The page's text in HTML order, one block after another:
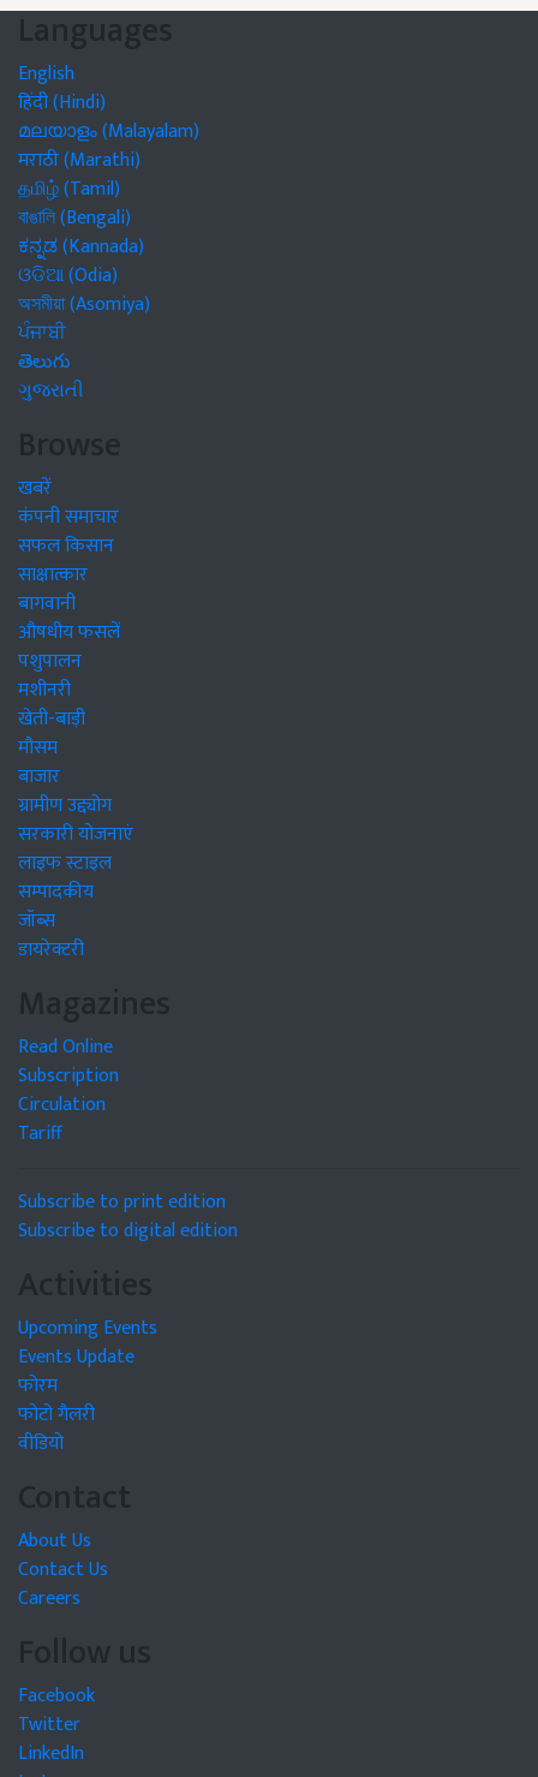
Languages
English
हिंदी (Hindi)
മലയാളം (Malayalam)
मराठी (Marathi)
தமிழ் (Tamil)
বাঙালি (Bengali)
ಕನ್ನಡ (Kannada)
ଓଡିଆ (Odia)
অসমীয়া (Asomiya)
ਪੰਜਾਬੀ
తెలుగు
ગુજરાતી
Browse
खबरें
कंपनी समाचार
सफल किसान
साक्षात्कार
बागवानी
औषधीय फसलें
पशुपालन
मशीनरी
खेती-बाड़ी
मौसम
बाजार
ग्रामीण उद्द्योग
सरकारी योजनाएं
लाइफ स्टाइल
सम्पादकीय
जॉब्स
डायरेक्टरी
Magazines
Read Online
Subscription
Circulation
Tariff
Subscribe to print edition
Subscribe to digital edition
Activities
Upcoming Events
Events Update
फोरम
फोटो गैलरी
वीडियो
Contact
About Us
Contact Us
Careers
Follow us
Facebook
Twitter
LinkedIn